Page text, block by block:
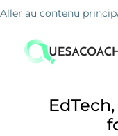
Aller au contenu